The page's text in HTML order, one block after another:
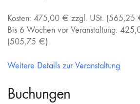
Kosten: 475,00 € zzgl. USt. (565,25
Bis 6 Wochen vor Veranstaltung:
(505,75 €)
Weitere Details zur Veranstaltung
Buchungen